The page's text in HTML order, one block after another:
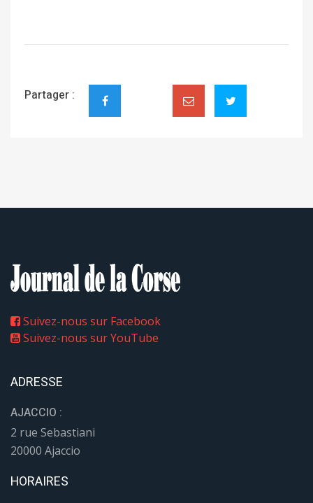
Partager :
Suivez-nous sur Facebook
Suivez-nous sur YouTube
ADRESSE
AJACCIO :
2 rue Sebastiani
20000 Ajaccio
HORAIRES